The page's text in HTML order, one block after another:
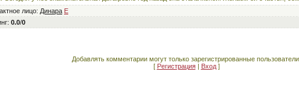
лицо: Динара E
: 0.0/0
Добавлять комментарии могут только зарегистрированные пользователи.
[ Регистрация| Вход]